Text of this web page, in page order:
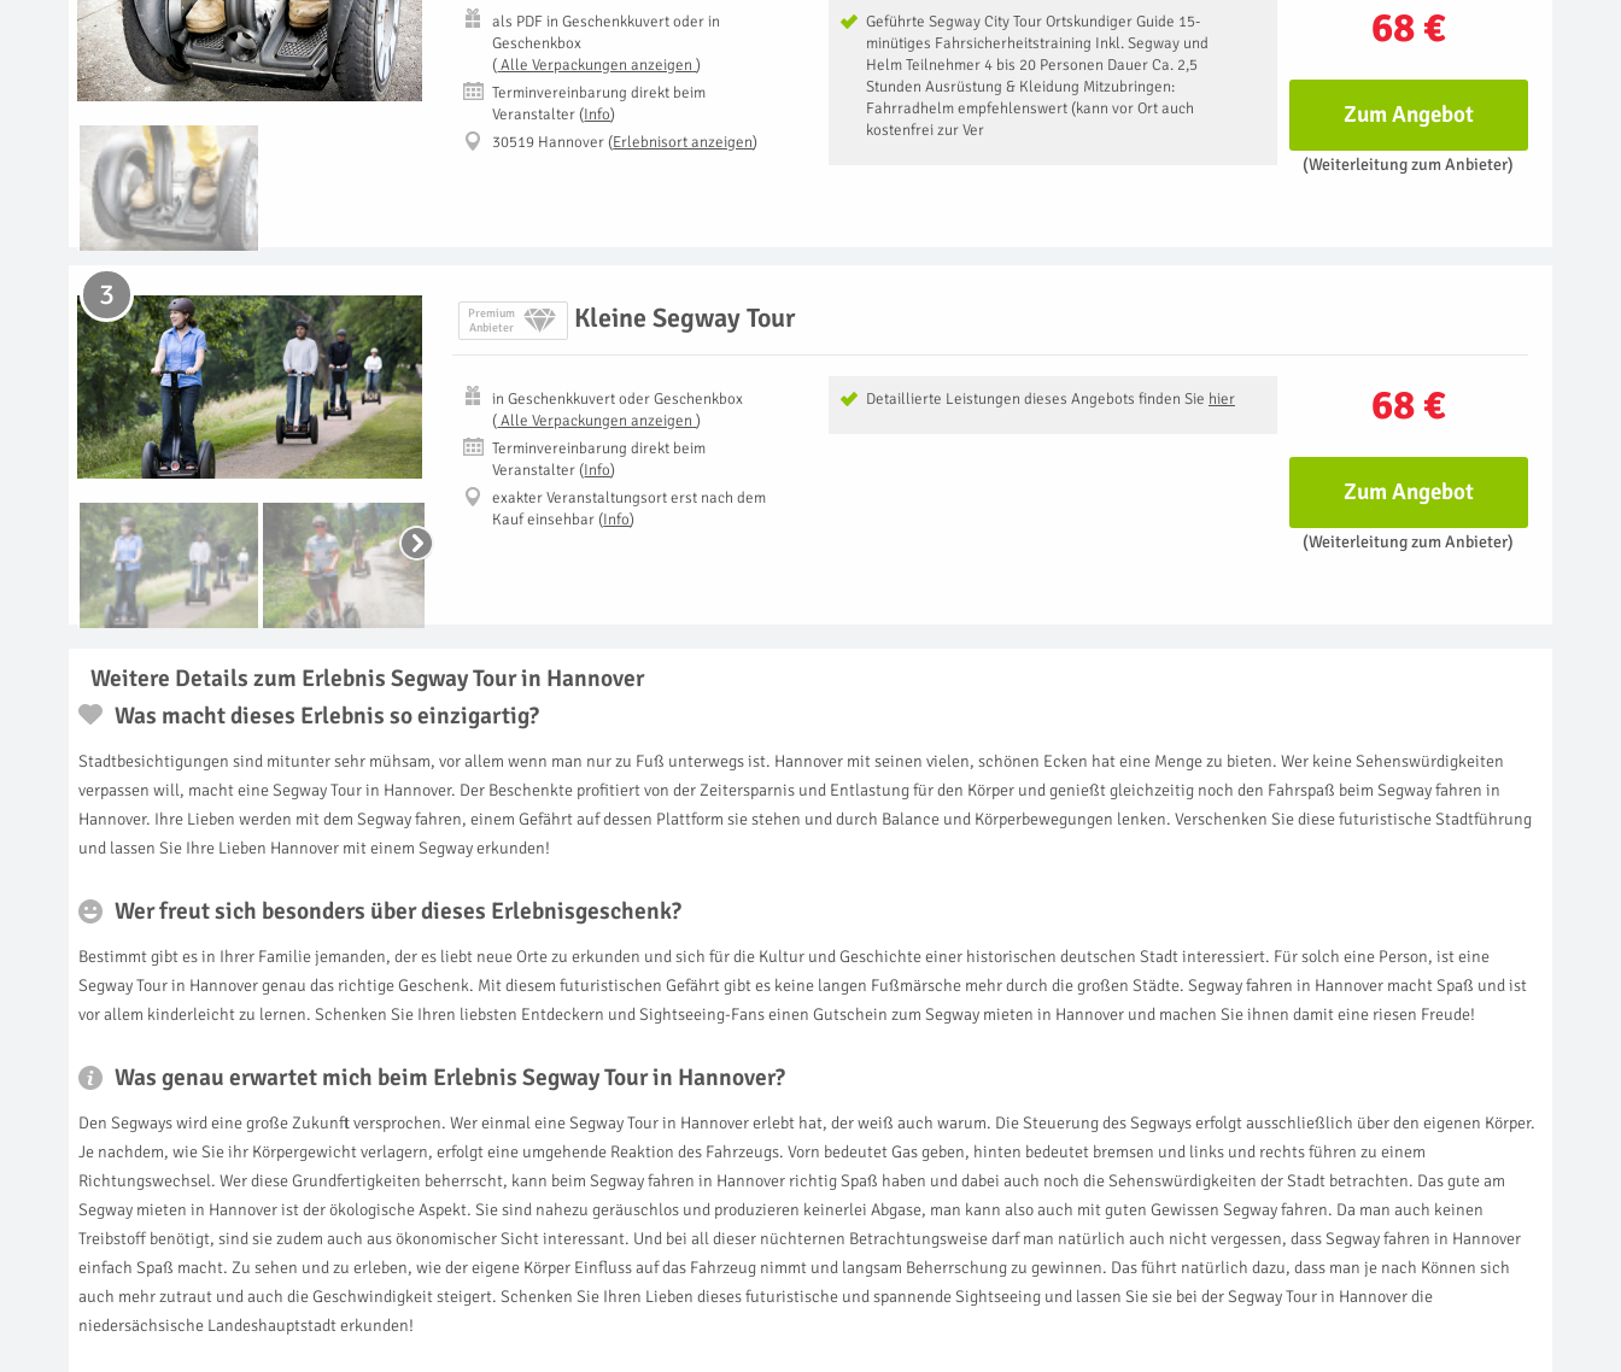
68 €
Geführte Segway City Tour Ortskundiger Guide 15-
minütiges Fahrsicherheitstraining Inkl. Segway und
Helm Teilnehmer 4 bis 20 Personen Dauer Ca. 2,5
Stunden Ausrüstung & Kleidung Mitzubringen:
Fahrradhelm empfehlenswert (kann vor Ort auch
kostenfrei zur Ver
als PDFinGeschenkkuvert oder in
Geschenkbox
( Alle Verpackungen anzeigen )
Terminvereinbarung direkt beim
Veranstalter (Info)
30519 Hannover (Erlebnisort anzeigen)
Zum Angebot
(Weiterleitung zum Anbieter)
Premium
Anbieter
Kleine Segway Tour
3
68 €
Detaillierte Leistungen dieses Angebots finden Sie hier
inGeschenkkuvert oder Geschenkbox
( Alle Verpackungen anzeigen )
Terminvereinbarung direkt beim
Veranstalter (Info)
exakter Veranstaltungsort erst nach dem
Kauf einsehbar (Info)
Zum Angebot
(Weiterleitung zum Anbieter)
Weitere Details zum Erlebnis Segway Tour in Hannover
Was macht dieses Erlebnis so einzigartig?
Stadtbesichtigungen sind mitunter sehr mühsam, vor allem wenn man nur zu Fuß unterwegs ist. Hannover mit seinen vielen, schönen Ecken hat eine Menge zu bieten. Wer keine Sehenswürdigkeiten
verpassen will, macht eine Segway Tour in Hannover. Der Beschenkte profitiert von der Zeitersparnis und Entlastung für den Körper und genießt gleichzeitig noch den Fahrspaß beim Segway fahren in
Hannover. Ihre Lieben werden mit dem Segway fahren, einem Gefährt auf dessen Plattform sie stehen und durch Balance und Körperbewegungen lenken. Verschenken Sie diese futuristische Stadtführung
und lassen Sie Ihre Lieben Hannover mit einem Segway erkunden!
Wer freut sich besonders über dieses Erlebnisgeschenk?
Bestimmt gibt es in Ihrer Familie jemanden, der es liebt neue Orte zu erkunden und sich für die Kultur und Geschichte einer historischen deutschen Stadt interessiert. Für solch eine Person, ist eine
Segway Tour in Hannover genau das richtige Geschenk. Mit diesem futuristischen Gefährt gibt es keine langen Fußmärsche mehr durch die großen Städte. Segway fahren in Hannover macht Spaß und ist
vor allem kinderleicht zu lernen. Schenken Sie Ihren liebsten Entdeckern und Sightseeing-Fans einen Gutschein zum Segway mieten in Hannover und machen Sie ihnen damit eine riesen Freude!
Was genau erwartet mich beim Erlebnis Segway Tour in Hannover?
Den Segways wird eine große Zukunft versprochen. Wer einmal eine Segway Tour in Hannover erlebt hat, der weiß auch warum. Die Steuerung des Segways erfolgt ausschließlich über den eigenen Körper.
Je nachdem, wie Sie ihr Körpergewicht verlagern, erfolgt eine umgehende Reaktion des Fahrzeugs. Vorn bedeutet Gas geben, hinten bedeutet bremsen und links und rechts führen zu einem
Richtungswechsel. Wer diese Grundfertigkeiten beherrscht, kann beim Segway fahren in Hannover richtig Spaß haben und dabei auch noch die Sehenswürdigkeiten der Stadt betrachten. Das gute am
Segway mieten in Hannover ist der ökologische Aspekt. Sie sind nahezu geräuschlos und produzieren keinerlei Abgase, man kann also auch mit guten Gewissen Segway fahren. Da man auch keinen
Treibstoff benötigt, sind sie zudem auch aus ökonomischer Sicht interessant. Und bei all dieser nüchternen Betrachtungsweise darf man natürlich auch nicht vergessen, dass Segway fahren in Hannover
einfach Spaß macht. Zu sehen und zu erleben, wie der eigene Körper Einfluss auf das Fahrzeug nimmt und langsam Beherrschung zu gewinnen. Das führt natürlich dazu, dass man je nach Können sich
auch mehr zutraut und auch die Geschwindigkeit steigert. Schenken Sie Ihren Lieben dieses futuristische und spannende Sightseeing und lassen Sie sie bei der Segway Tour in Hannover die
niedersächsische Landeshauptstadt erkunden!